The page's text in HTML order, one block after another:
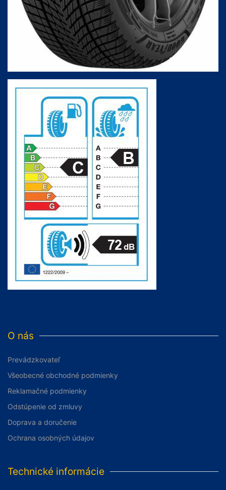
O nás
Prevádzkovateľ
Všeobecné obchodné podmienky
Reklamačné podmienky
Odstúpenie od zmluvy
Doprava a doručenie
Ochrana osobných údajov
Technické informácie